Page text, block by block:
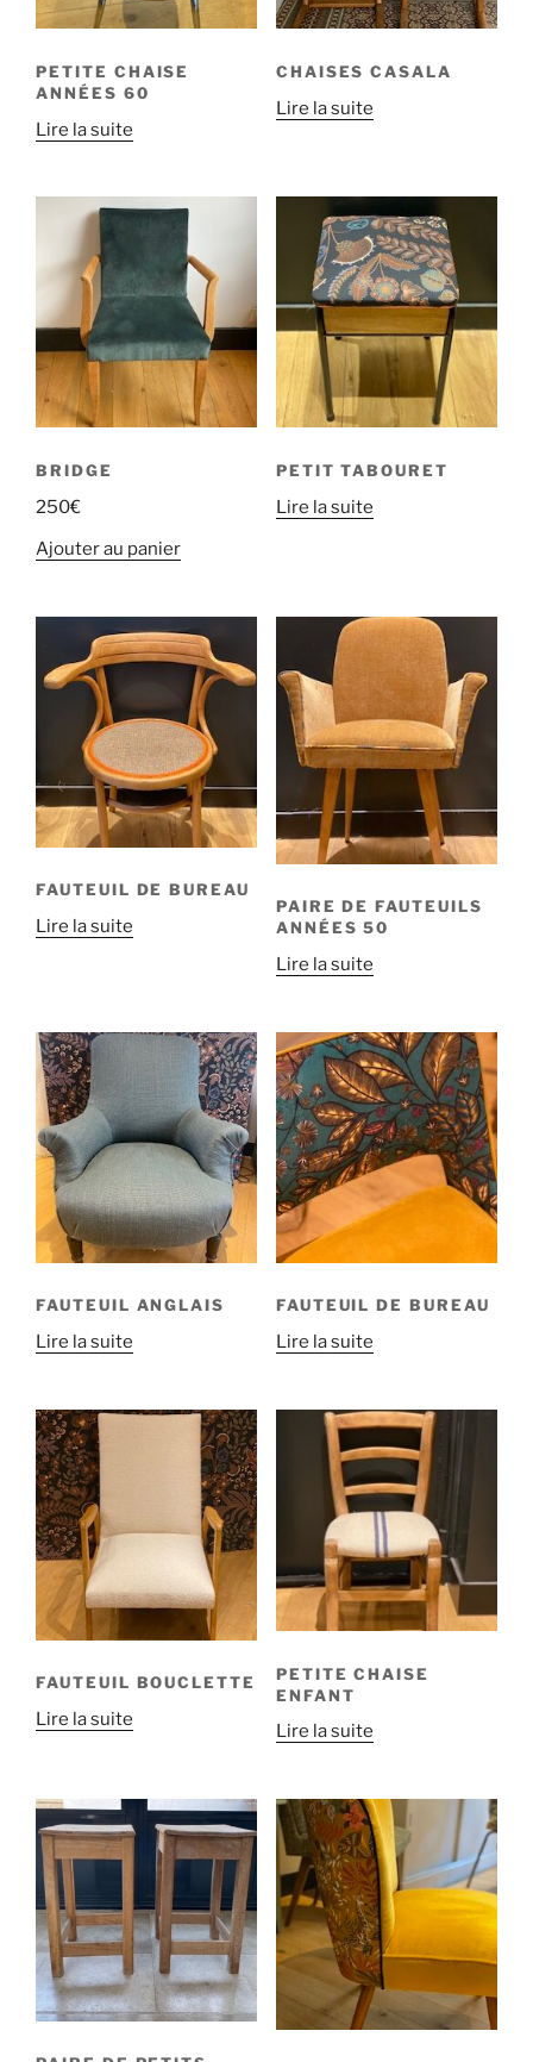
PETITE CHAISE
ANNÉES 60
Lire la suite
CHAISES CASALA
Lire la suite
BRIDGE
250€
Ajouter au panier
PETIT TABOURET
Lire la suite
FAUTEUIL DE BUREAU
Lire la suite
PAIRE DE FAUTEUILS
ANNÉES 50
Lire la suite
FAUTEUIL ANGLAIS
Lire la suite
FAUTEUIL DE BUREAU
Lire la suite
FAUTEUIL BOUCLETTE
Lire la suite
PETITE CHAISE
ENFANT
Lire la suite